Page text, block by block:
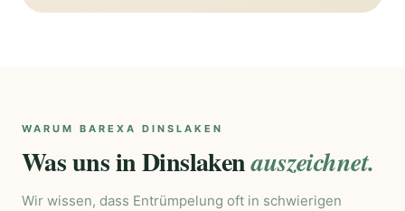
WARUM BAREXA DINSLAKEN
Was uns in Dinslakenauszeichnet.
Wir wissen, dass Entrümpelung oft in schwierigen